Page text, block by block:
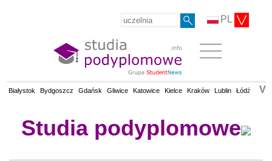
PL
Białystok Bydgoszcz Gdańsk Gliwice Katowice Kielce Kraków Lublin Łódź V
Studia podyplomowe